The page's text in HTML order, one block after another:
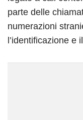
parte delle
numerazioni
l’identificazione e